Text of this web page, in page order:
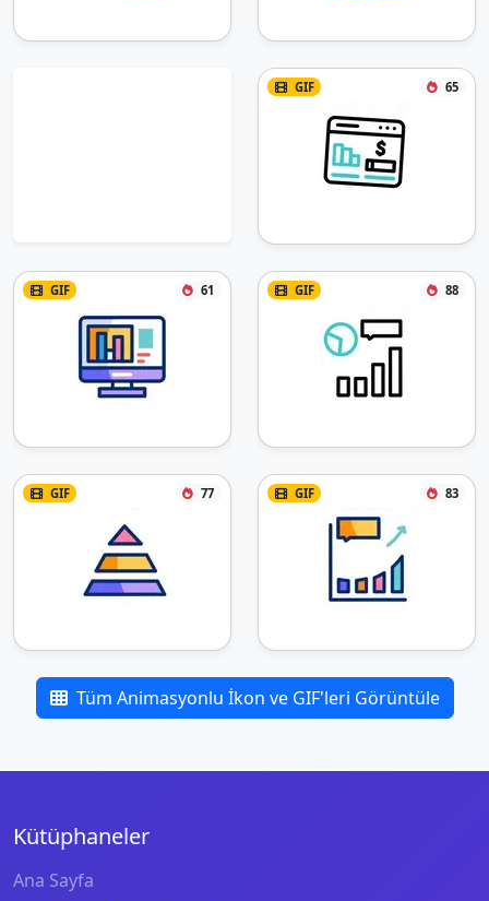
GIF 65
GIF 61 GIF 88
GIF 77 GIF 83
Tüm Animasyonlu İkon ve GIF'leri Görüntüle
Kütüphaneler
Ana Sayfa